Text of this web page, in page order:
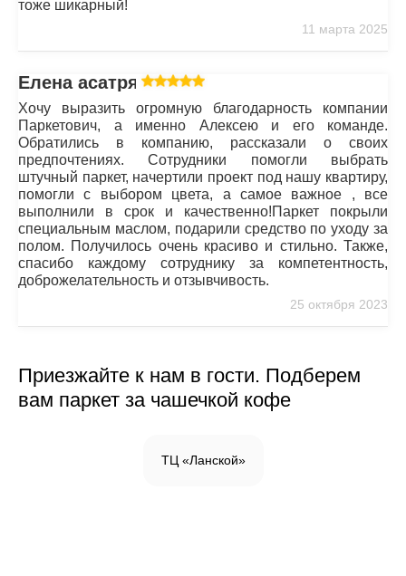
тоже шикарный!
11 марта 2025
Елена асатрян
Хочу выразить огромную благодарность компании
Паркетович, а именно Алексею и его команде.
Обратились в компанию, рассказали о своих
предпочтениях. Сотрудники помогли выбрать
штучный паркет, начертили проект под нашу квартиру,
помогли с выбором цвета, а самое важное , все
выполнили в срок и качественно!Паркет покрыли
специальным маслом, подарили средство по уходу за
полом. Получилось очень красиво и стильно. Также,
спасибо каждому сотруднику за компетентность,
доброжелательность и отзывчивость.
25 октября 2023
Приезжайте к нам в гости. Подберем
вам паркет за чашечкой кофе
ТЦ «Ланской»